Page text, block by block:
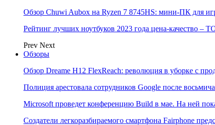
Обзор Chuwi Aubox на Ryzen 7 8745HS: мини-ПК для
Рейтинг лучших ноутбуков 2023 года цена-качество –
Prev Next
Обзоры
Обзор Dreame H12 FlexReach: революция в уборке с
Полиция арестовала сотрудников Google после
Microsoft проведет конференцию Build в мае. На ней
Создатели легкоразбираемого смартфона Fairphone